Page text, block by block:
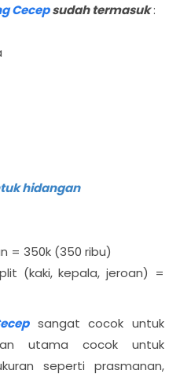
Cecepsudah termasuk:
hidangan
= 350k (350 ribu)
(kaki, kepala, jeroan) =
sangat cocok untuk
utama cocok untuk
seperti prasmanan,